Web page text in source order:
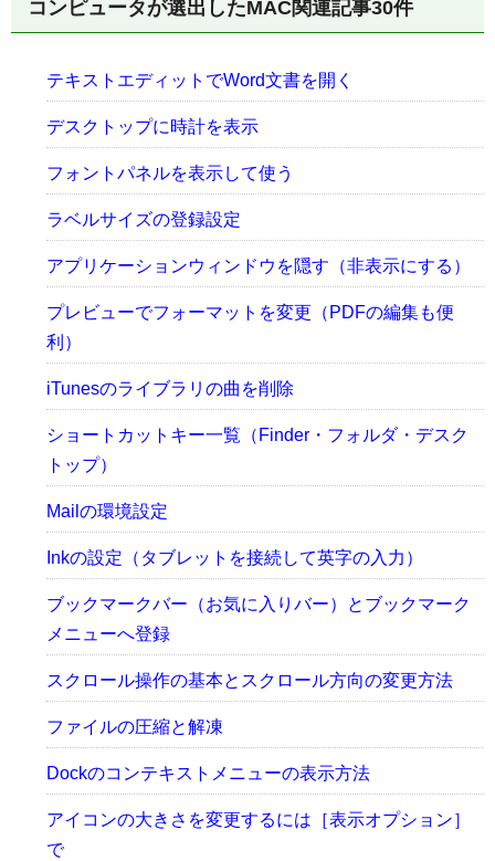
コンピュータが選出したMAC関連記事30件
テキストエディットでWord文書を開く
デスクトップに時計を表示
フォントパネルを表示して使う
ラベルサイズの登録設定
アプリケーションウィンドウを隠す（非表示にする）
プレビューでフォーマットを変更（PDFの編集も便
利）
iTunesのライブラリの曲を削除
ショートカットキー一覧（Finder・フォルダ・デスク
トップ）
Mailの環境設定
Inkの設定（タブレットを接続して英字の入力）
ブックマークバー（お気に入りバー）とブックマーク
メニューへ登録
スクロール操作の基本とスクロール方向の変更方法
ファイルの圧縮と解凍
Dockのコンテキストメニューの表示方法
アイコンの大きさを変更するには［表示オプション］
で